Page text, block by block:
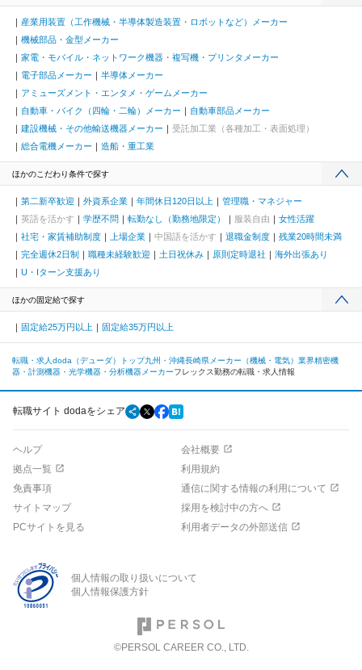
産業用装置（工作機械・半導体製造装置・ロボットなど）メーカー
機械部品・金型メーカー
家電・モバイル・ネットワーク機器・複写機・プリンタメーカー
電子部品メーカー
半導体メーカー
アミューズメント・エンタメ・ゲームメーカー
自動車・バイク（四輪・二輪）メーカー
自動車部品メーカー
建設機械・その他輸送機器メーカー
受託加工業（各種加工・表面処理）
総合電機メーカー
造船・重工業
ほかのこだわり条件で探す
第二新卒歓迎 外資系企業 年間休日120日以上
管理職・マネジャー
英語を活かす
学歴不問 転勤なし（勤務地限定） 服装自由
女性活躍
社宅・家賃補助制度
上場企業 中国語を活かす 退職金制度
残業20時間未満
完全週休2日制
職種未経験歓迎 土日祝休み 原則定時退社
海外出張あり
U・Iターン支援あり
ほかの固定給で探す
固定給25万円以上 固定給35万円以上
転職・求人doda（デューダ）トップ九州・沖縄長崎県 メーカー（機械・電気）業界精密機
器・計測機器・光学機器・分析機器メーカーフレックス勤務の転職・求人情報
転職サイト dodaをシェア
ヘルプ
会社概要
拠点一覧
利用規約
免責事項
通信に関する情報の利用について
サイトマップ
採用を検討中の方へ
PCサイトを見る
利用者データの外部送信
個人情報の取り扱いについて
個人情報保護方針
©PERSOL CAREER CO., LTD.